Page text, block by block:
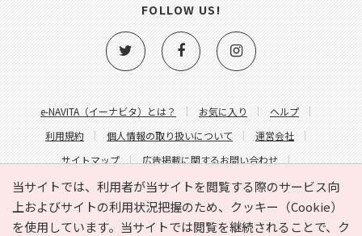
当サイトでは、利用者が当サイトを閲覧する際のサービス向
上およびサイトの利用状況把握のため、クッキー（Cookie）
を使用しています。当サイトでは閲覧を継続されることで、ク
e-NAVITA（イーナビタ）とは？ お気に入り
ヘルプ
利用規約
個人情報の取り扱いについて
運営会社
サイトマップ
広告掲載に関するお問い合わせ
サイトの内容に関するお問い合わせ
FOLLOW US!